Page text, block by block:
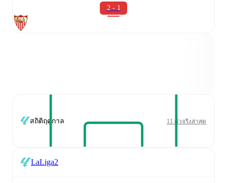
2 - 1
สถิติฤดูกาล 11 ตัวจริงล่าสุด
LaLiga2